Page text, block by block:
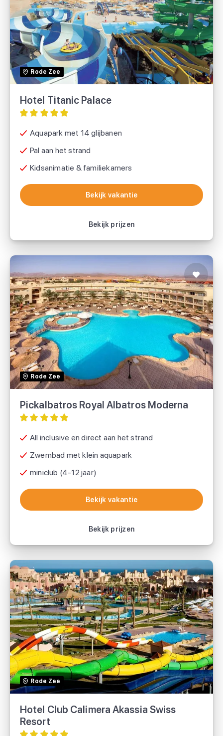
Rode Zee
Hotel Titanic Palace
Aquapark met 14 glijbanen
Pal aan het strand
Kidsanimatie & familiekamers
Bekijk vakantie
Bekijk prijzen
Hotel Titanic Palace
Sunweb
Bekijk vakantie
Rode Zee
Pickalbatros Royal Albatros Moderna
All inclusive en direct aan het strand
Zwembad met klein aquapark
miniclub (4-12 jaar)
Bekijk vakantie
Bekijk prijzen
Pickalbatros Royal Albatros Moderna
TUI
Bekijk vakantie
Rode Zee
Hotel Club Calimera Akassia Swiss
Resort
Hotel Club Calimera Akassia Swiss
Resort
TUI